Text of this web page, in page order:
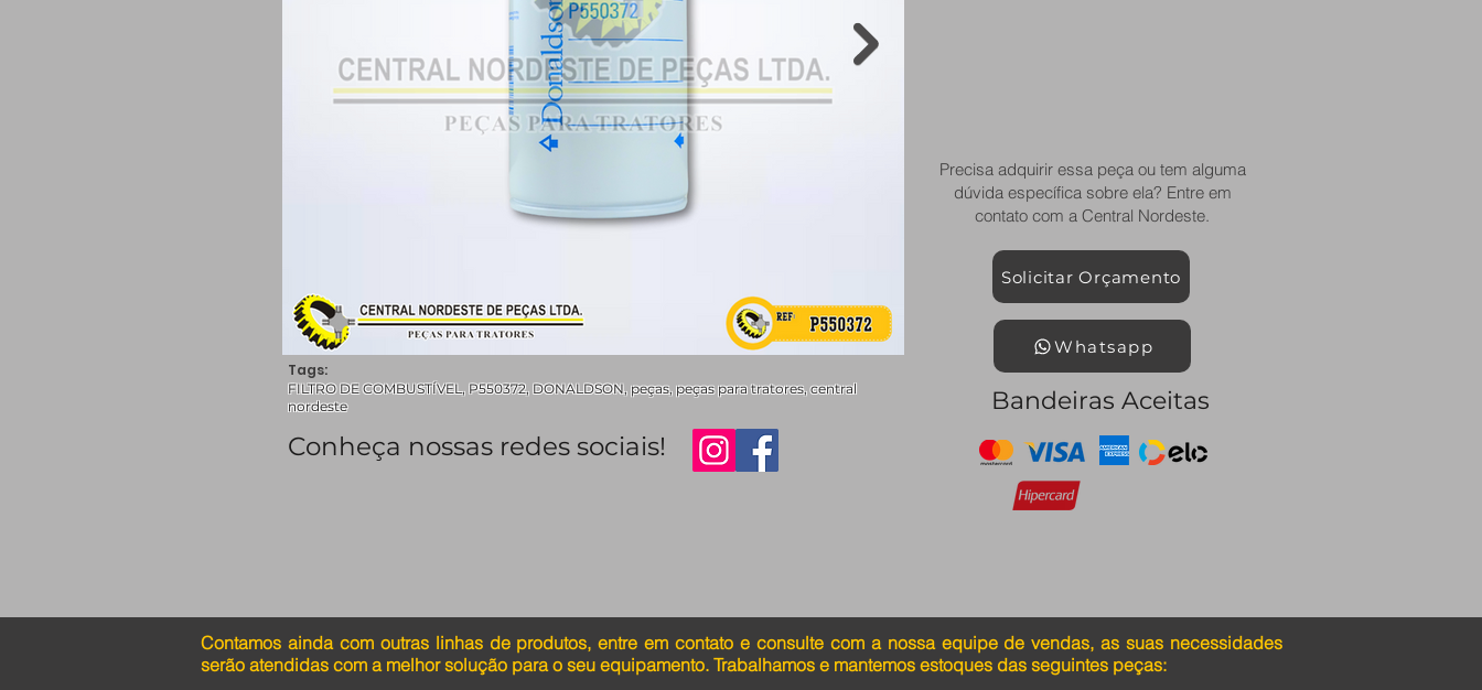
Precisa adquirir essa peça ou tem alguma
dúvida específica sobre ela? Entre em
contato com a Central Nordeste.
Solicitar Orçamento
Whatsapp
Bandeiras Aceitas
FILTRO DE COMBUSTÍVEL, P550372, DONALDSON, peças, peças para tratores, central
nordeste
Conheça nossas redes sociais!
Tags:
Contamos ainda com outras linhas de produtos, entre em contato e consulte com a nossa equipe de vendas, as suas necessidades
serão atendidas com a melhor solução para o seu equipamento. Trabalhamos e mantemos estoques das seguintes peças: